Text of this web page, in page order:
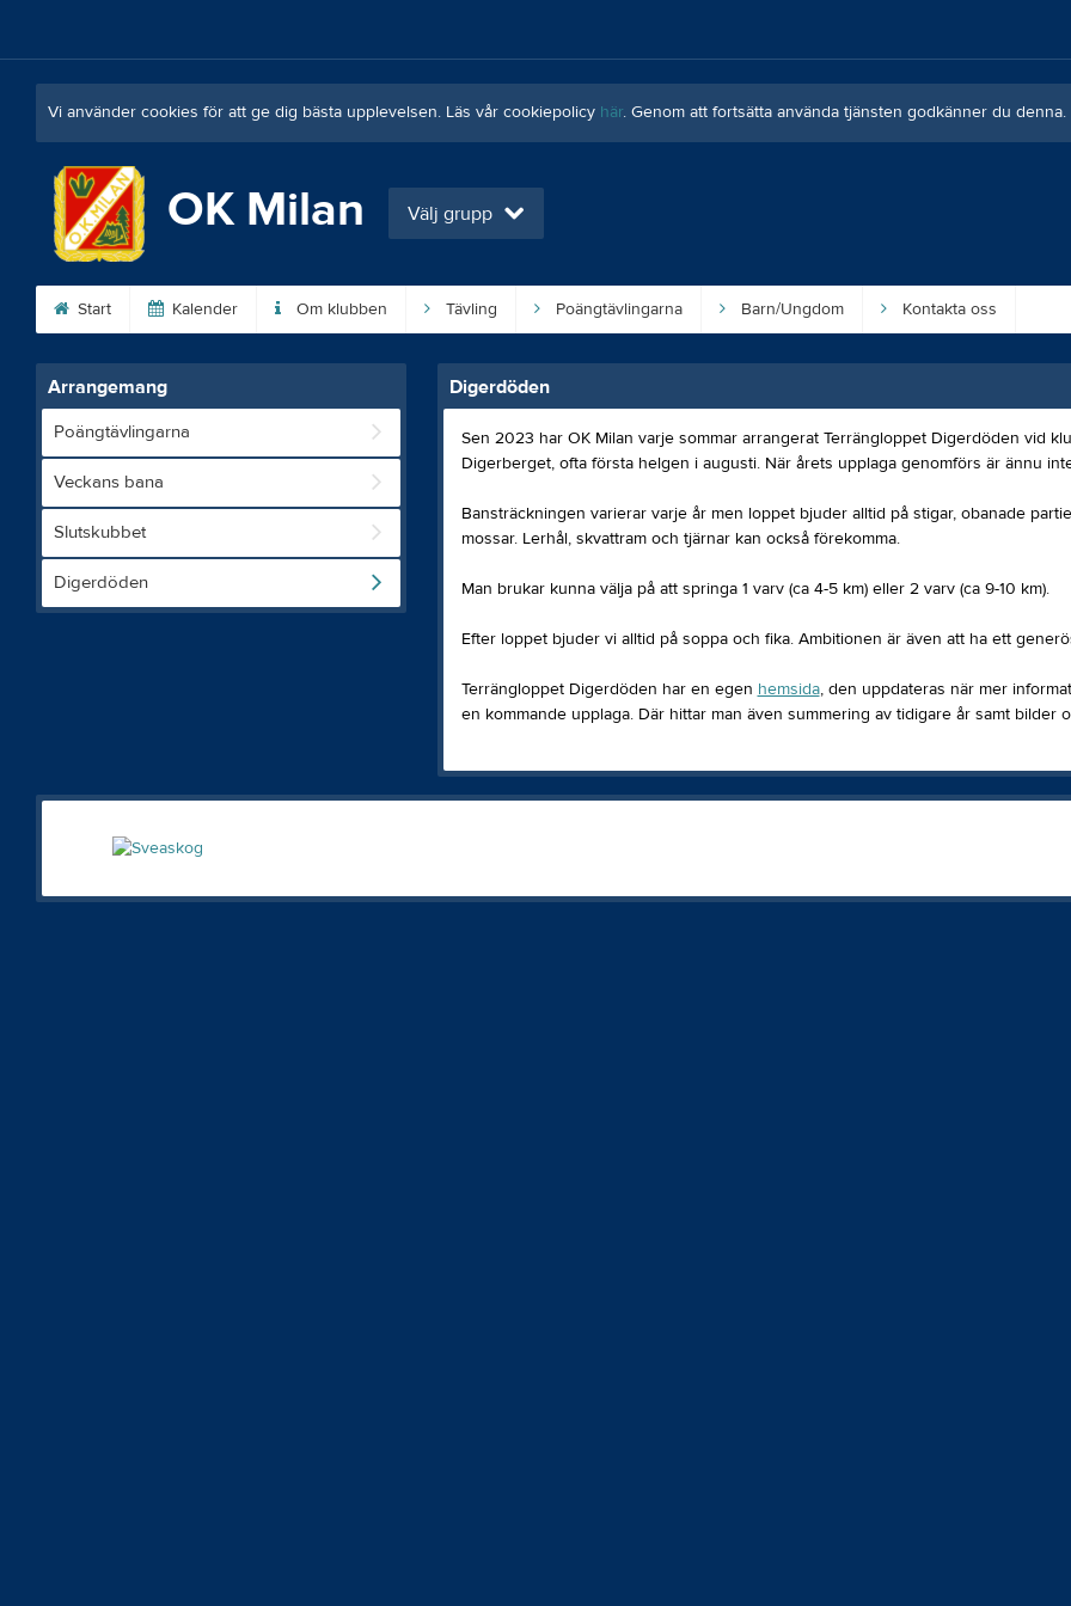
Vi använder cookies för att ge dig bästa upplevelsen. Läs vår cookiepolicy här. Genom att fortsätta använda tjänsten godkänner du denna.
OK Milan Välj grupp
Start Kalender Om klubben Tävling Poängtävlingarna Barn/Ungdom Kontakta oss
Arrangemang
Poängtävlingarna
Veckans bana
Slutskubbet
Digerdöden
Digerdöden
Sen 2023 har OK Milan varje sommar arrangerat Terrängloppet Digerdöden vid
Digerberget, ofta första helgen i augusti. När årets upplaga genomförs är ännu
Bansträckningen varierar varje år men loppet bjuder alltid på stigar, obanade
mossar. Lerhål, skvattram och tjärnar kan också förekomma.
Man brukar kunna välja på att springa 1 varv (ca 4-5 km) eller 2 varv (ca 9-10 km).
Efter loppet bjuder vi alltid på soppa och fika. Ambitionen är även att ha ett
Terrängloppet Digerdöden har en egen hemsida, den uppdateras när mer
en kommande upplaga. Där hittar man även summering av tidigare år samt bilder